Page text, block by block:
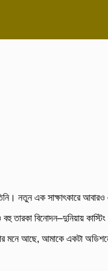
নতুন এক সাক্ষাৎকারে
তারকা বিনোদন–দুনিয়ায়
মনে আছে, আমাকে একটা